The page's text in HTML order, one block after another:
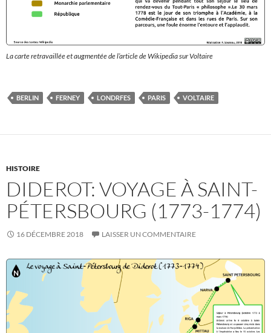
La carte retravaillée et augmentée de l’article de Wikipedia sur Voltaire
BERLIN FERNEY LONDRFES PARIS VOLTAIRE
HISTOIRE
DIDEROT: VOYAGE À SAINT-
PÉTERSBOURG (1773-1774)
16 DÉCEMBRE 2018 LAISSER UN COMMENTAIRE